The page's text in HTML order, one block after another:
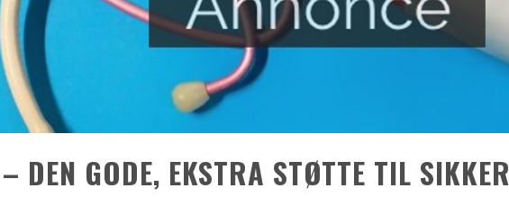
DEN GODE, EKSTRA STØTTE TIL SIKKER